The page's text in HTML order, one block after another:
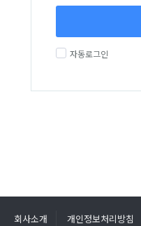
자동로그인
회사소개 개인정보처리방침